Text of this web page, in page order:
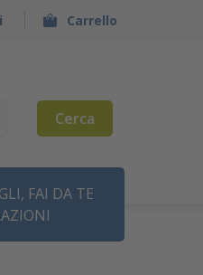
Carrello
Cerca
FAI DA TE